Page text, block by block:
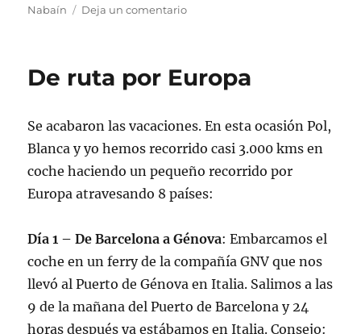
Nabaín
Deja un comentarioen
Pol
De ruta por Europa
Se acabaron las vacaciones. En esta ocasión Pol,
Blanca y yo hemos recorrido casi 3.000 kms en
coche haciendo un pequeño recorrido por
Europa atravesando 8 países:
Día 1 – De Barcelona a Génova: Embarcamos el
coche en un ferry de la compañía GNV que nos
llevó al Puerto de Génova en Italia. Salimos a las
9 de la mañana del Puerto de Barcelona y 24
horas después ya estábamos en Italia. Consejo: